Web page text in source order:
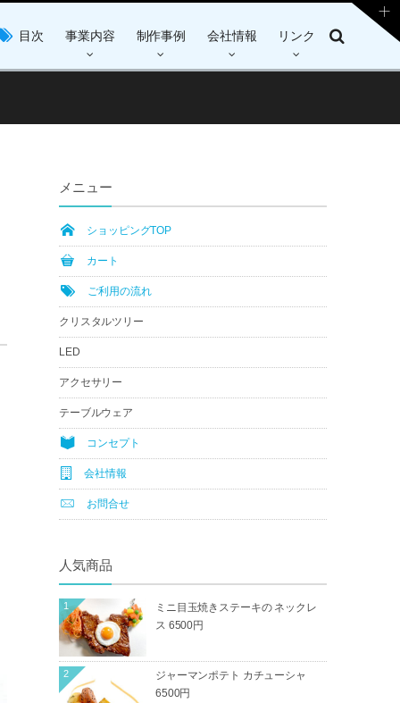
目次 事業内容 制作事例 会社情報 リンク
メニュー
ショッピングTOP
カート
ご利用の流れ
クリスタルツリー
LED
アクセサリー
テーブルウェア
コンセプト
会社情報
お問合せ
人気商品
ミニ目玉焼きステーキの ネックレ
ス 6500円
1
ジャーマンポテト カチューシャ
6500円
2